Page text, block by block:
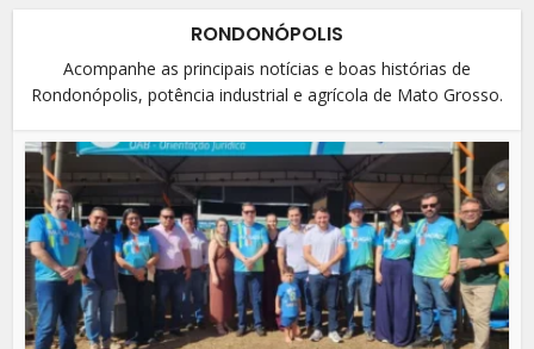
RONDONÓPOLIS
Acompanhe as principais notícias e boas histórias de
Rondonópolis, potência industrial e agrícola de Mato Grosso.